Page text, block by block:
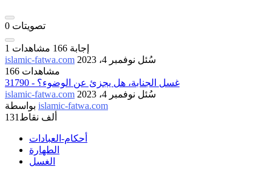
0 تصويتات
1 إجابة 166 مشاهدات
islamic-fatwa.com
سُئل نوفمبر 4، 2023
166 مشاهدات
31790 - غسل الجنابة، هل يجزئ عن الوضوء؟
islamic-fatwa.com
سُئل نوفمبر 4، 2023
islamic-fatwa.com
131ألف نقاط
أحكام-العبادات
الطهارة
الغسل